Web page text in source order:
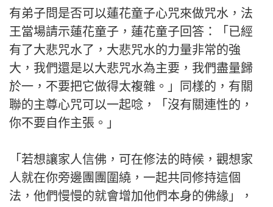
有弟子問是否可以蓮花童子心咒來做咒水，法
王當場請示蓮花童子，蓮花童子回答：「已經
有了大悲咒水了，大悲咒水的力量非常的強
大，我們還是以大悲咒水為主要，我們盡量歸
於一，不要把它做得太複雜。」同樣的，有關
聯的主尊心咒可以一起唸，「沒有關連性的，
你不要自作主張。」
「若想讓家人信佛，可在修法的時候，觀想家
人就在你旁邊團團圍繞，一起共同修持這個
法，他們慢慢的就會增加他們本身的佛緣」，